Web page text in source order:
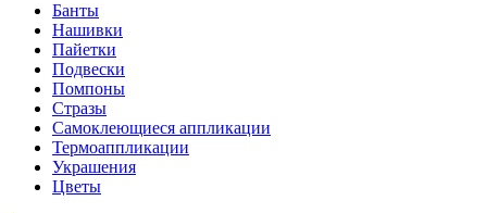
Банты
Нашивки
Пайетки
Подвески
Помпоны
Стразы
Самоклеющиеся аппликации
Термоаппликации
Украшения
Цветы